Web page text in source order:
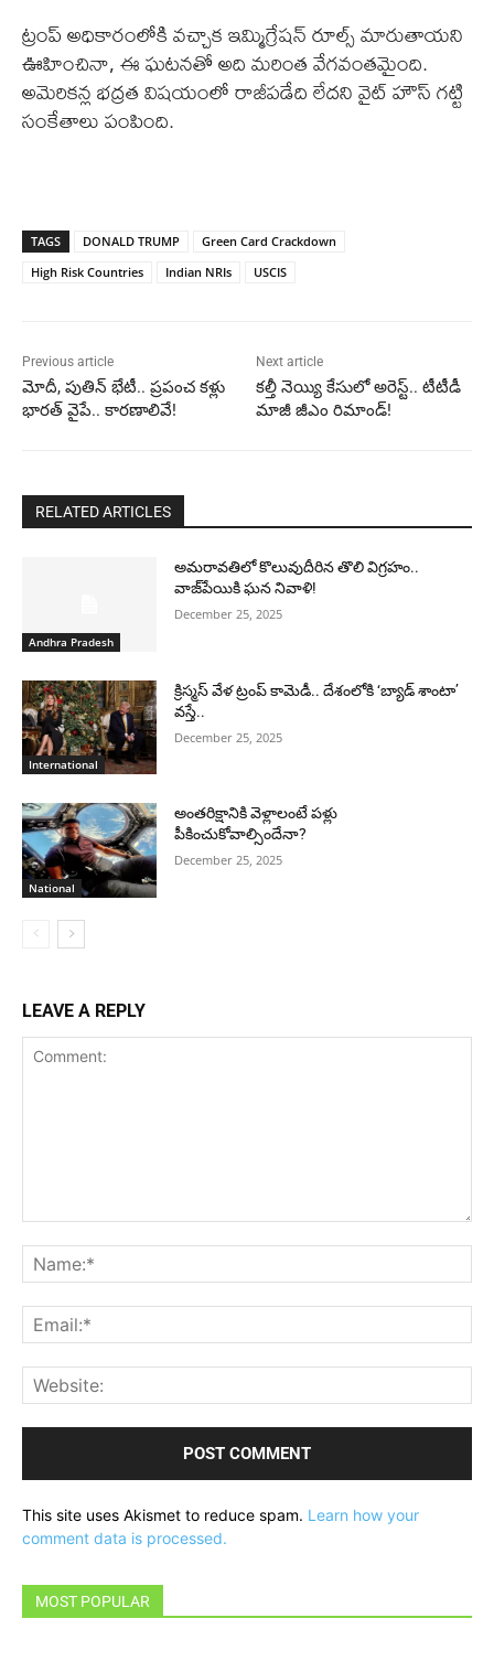
ట్రంప్ అధికారంలోకి వచ్చాక ఇమ్మిగ్రేషన్ రూల్స్ మారుతాయని
ఊహించినా, ఈ ఘటనతో అది మరింత వేగవంతమైంది.
అమెరికన్ల భద్రత విషయంలో రాజీపడేది లేదని వైట్ హౌస్ గట్టి
సంకేతాలు పంపింది.
TAGS DONALD TRUMP
Green Card Crackdown
High Risk Countries
Indian NRIs USCIS
Previous article
మోదీ, పుతిన్ భేటీ.. ప్రపంచ కళ్లు
భారత్‌ వైపే.. కారణాలివే!
Next article
కల్తీ నెయ్యి కేసులో అరెస్ట్.. టీటీడీ
మాజీ జీఎం రిమాండ్!
RELATED ARTICLES
Andhra Pradesh
అమరావతిలో కొలువుదీరిన తొలి విగ్రహం..
వాజ్‌పేయికి ఘన నివాళి!
December 25, 2025
International
క్రిస్మస్ వేళ ట్రంప్ కామెడీ.. దేశంలోకి ‘బ్యాడ్ శాంటా’
వస్తే..
December 25, 2025
National
అంతరిక్షానికి వెళ్లాలంటే పళ్లు
పీకించుకోవాల్సిందేనా?
December 25, 2025
LEAVE A REPLY
This site uses Akismet to reduce spam. Learn how your
comment data is processed.
MOST POPULAR